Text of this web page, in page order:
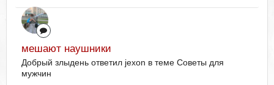
мешают наушники
Добрый злыдень ответил jexon в теме Советы для
мужчин